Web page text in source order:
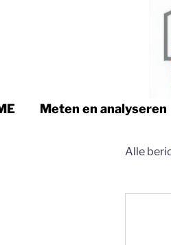
Meten en analyseren
Alle